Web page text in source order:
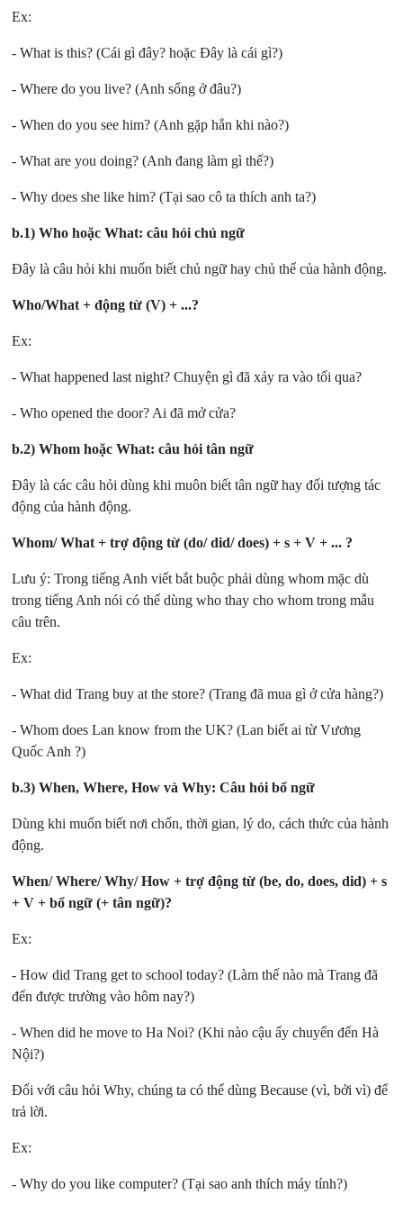
Ex:
- What is this? (Cái gì đây? hoặc Đây là cái gì?)
- Where do you live? (Anh sống ở đâu?)
- When do you see him? (Anh gặp hắn khi nào?)
- What are you doing? (Anh đang làm gì thế?)
- Why does she like him? (Tại sao cô ta thích anh ta?)
b.1) Who hoặc What: câu hỏi chủ ngữ
Đây là câu hỏi khi muốn biết chủ ngữ hay chủ thể của hành động.
Who/What + động từ (V) + ...?
Ex:
- What happened last night? Chuyện gì đã xảy ra vào tối qua?
- Who opened the door? Ai đã mở cửa?
b.2) Whom hoặc What: câu hỏi tân ngữ
Đây là các câu hỏi dùng khi muôn biết tân ngữ hay đối tượng tác
động của hành động.
Whom/ What + trợ động từ (do/ did/ does) + s + V + ... ?
Lưu ý: Trong tiếng Anh viết bắt buộc phải dùng whom mặc dù
trong tiếng Anh nói có thể dùng who thay cho whom trong mẫu
câu trên.
Ex:
- What did Trang buy at the store? (Trang đã mua gì ở cửa hàng?)
- Whom does Lan know from the UK? (Lan biết ai từ Vương
Quốc Anh ?)
b.3) When, Where, How và Why: Câu hỏi bổ ngữ
Dùng khi muốn biết nơi chốn, thời gian, lý do, cách thức của hành
động.
When/ Where/ Why/ How + trợ động từ (be, do, does, did) + s
+ V + bổ ngữ (+ tân ngữ)?
Ex:
- How did Trang get to school today? (Làm thế nào mà Trang đã
đến được trường vào hôm nay?)
- When did he move to Ha Noi? (Khi nào cậu ấy chuyển đến Hà
Nội?)
Đối với câu hỏi Why, chúng ta có thể dùng Because (vì, bởi vì) để
trả lời.
Ex:
- Why do you like computer? (Tại sao anh thích máy tính?)